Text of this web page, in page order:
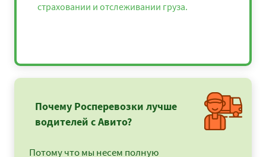
страховании и отслеживании груза.
Почему Росперевозки лучше
водителей с Авито?
Потому что мы несем полную